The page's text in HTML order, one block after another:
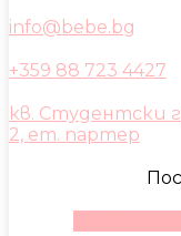
info@bebe.bg
+359 88 723 4427
кв. Студентски
2, ет. партер